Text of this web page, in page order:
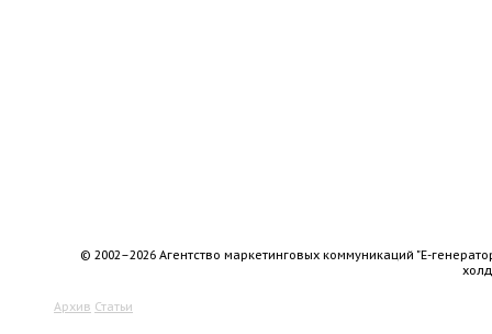
© 2002–2026 Агентство маркетинговых коммуникаций "Е-
Архив Статьи